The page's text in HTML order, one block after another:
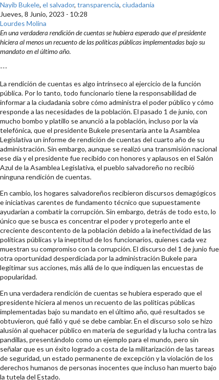
Nayib Bukele, el salvador, transparencia, ciudadanía
Jueves, 8 Junio, 2023 - 10:28
Lourdes Molina
Share on Facebook
Tweet Widget
Linkedin Share Button
En una verdadera rendición de cuentas se hubiera esperado que el presidente
hiciera al menos un recuento de las políticas públicas implementadas bajo su
mandato en el último año.
---
La rendición de cuentas es algo intrínseco al ejercicio de la función
pública. Por lo tanto, todo funcionario tiene la responsabilidad de
informar a la ciudadanía sobre cómo administra el poder público y cómo
responde a las necesidades de la población. El pasado 1 de junio, con
mucho bombo y platillo se anunció a la población, incluso por la vía
telefónica, que el presidente Bukele presentaría ante la Asamblea
Legislativa un informe de rendición de cuentas del cuarto año de su
administración. Sin embargo, aunque se realizó una transmisión nacional
ese día y el presidente fue recibido con honores y aplausos en el Salón
Azul de la Asamblea Legislativa, el pueblo salvadoreño no recibió
ninguna rendición de cuentas.
En cambio, los hogares salvadoreños recibieron discursos demagógicos
e iniciativas carentes de fundamento técnico que supuestamente
ayudarían a combatir la corrupción. Sin embargo, detrás de todo esto, lo
único que se busca es concentrar el poder y protegerlo ante el
creciente descontento de la población debido a la inefectividad de las
políticas públicas y la ineptitud de los funcionarios, quienes cada vez
muestran su compromiso con la corrupción. El discurso del 1 de junio fue
otra oportunidad desperdiciada por la administración Bukele para
legitimar sus acciones, más allá de lo que indiquen las encuestas de
popularidad.
En una verdadera rendición de cuentas se hubiera esperado que el
presidente hiciera al menos un recuento de las políticas públicas
implementadas bajo su mandato en el último año, qué resultados se
obtuvieron, qué falló y qué se debe cambiar. En el discurso solo se hizo
alusión al quehacer público en materia de seguridad y la lucha contra las
pandillas, presentándolo como un ejemplo para el mundo, pero sin
señalar que es un éxito logrado a costa de la militarización de las tareas
de seguridad, un estado permanente de excepción y la violación de los
derechos humanos de personas inocentes que incluso han muerto bajo
la tutela del Estado.